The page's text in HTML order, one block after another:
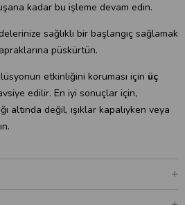
kadar bu işleme devam edin.
sağlıklı bir başlangıç sağlamak
püskürtün.
etkinliğini koruması için üç
edilir. En iyi sonuçlar için,
altında değil, ışıklar kapalıyken veya